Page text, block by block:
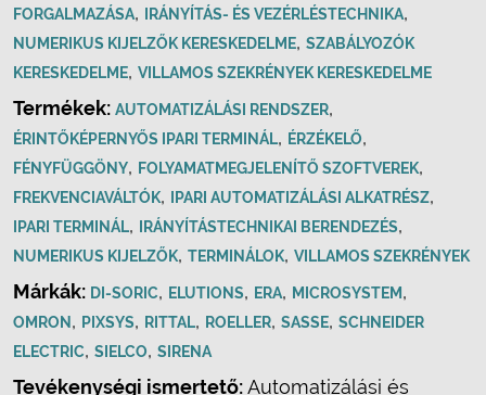
FORGALMAZÁSA, IRÁNYÍTÁS- ÉS VEZÉRLÉSTECHNIKA,
NUMERIKUS KIJELZŐK KERESKEDELME, SZABÁLYOZÓK
KERESKEDELME, VILLAMOS SZEKRÉNYEK KERESKEDELME
Termékek: AUTOMATIZÁLÁSI RENDSZER,
ÉRINTŐKÉPERNYŐS IPARI TERMINÁL, ÉRZÉKELŐ,
FÉNYFÜGGÖNY, FOLYAMATMEGJELENÍTŐ SZOFTVEREK,
FREKVENCIAVÁLTÓK, IPARI AUTOMATIZÁLÁSI ALKATRÉSZ,
IPARI TERMINÁL, IRÁNYÍTÁSTECHNIKAI BERENDEZÉS,
NUMERIKUS KIJELZŐK, TERMINÁLOK, VILLAMOS SZEKRÉNYEK
Márkák: DI-SORIC, ELUTIONS, ERA, MICROSYSTEM,
OMRON , PIXSYS, RITTAL, ROELLER, SASSE, SCHNEIDER
ELECTRIC, SIELCO, SIRENA
Tevékenységi ismertető:Automatizálási és